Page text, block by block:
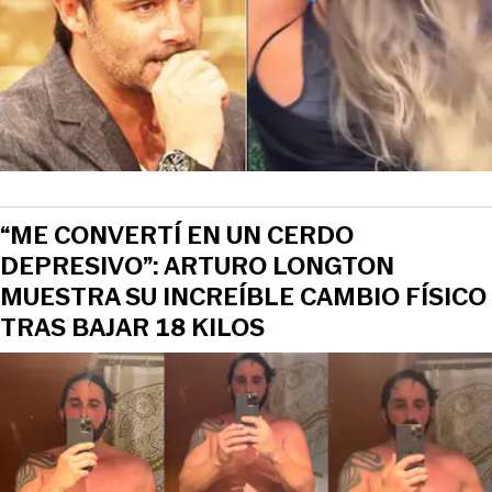
“ME CONVERTÍ EN UN CERDO
DEPRESIVO”: ARTURO LONGTON
MUESTRA SU INCREÍBLE CAMBIO FÍSICO
TRAS BAJAR 18 KILOS